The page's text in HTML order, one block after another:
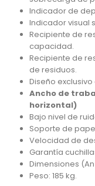
Indicador de
Indicador visual
Recipiente de
capacidad.
Recipiente de
de residuos.
Diseño
Ancho de
horizontal)
Bajo nivel de
Soporte de
Velocidad de
Garantía
Dimensiones (An
Peso: 185 kg.